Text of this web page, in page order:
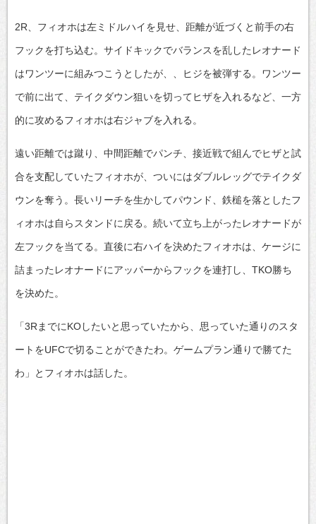
2R、フィオホは左ミドルハイを見せ、距離が近づくと前手の右
フックを打ち込む。サイドキックでバランスを乱したレオナード
はワンツーに組みつこうとしたが、、ヒジを被弾する。ワンツー
で前に出て、テイクダウン狙いを切ってヒザを入れるなど、一方
的に攻めるフィオホは右ジャブを入れる。
遠い距離では蹴り、中間距離でパンチ、接近戦で組んでヒザと試
合を支配していたフィオホが、ついにはダブルレッグでテイクダ
ウンを奪う。長いリーチを生かしてパウンド、鉄槌を落としたフ
ィオホは自らスタンドに戻る。続いて立ち上がったレオナードが
左フックを当てる。直後に右ハイを決めたフィオホは、ケージに
詰まったレオナードにアッパーからフックを連打し、TKO勝ち
を決めた。
「3RまでにKOしたいと思っていたから、思っていた通りのスタ
ートをUFCで切ることができたわ。ゲームプラン通りで勝てた
わ」とフィオホは話した。